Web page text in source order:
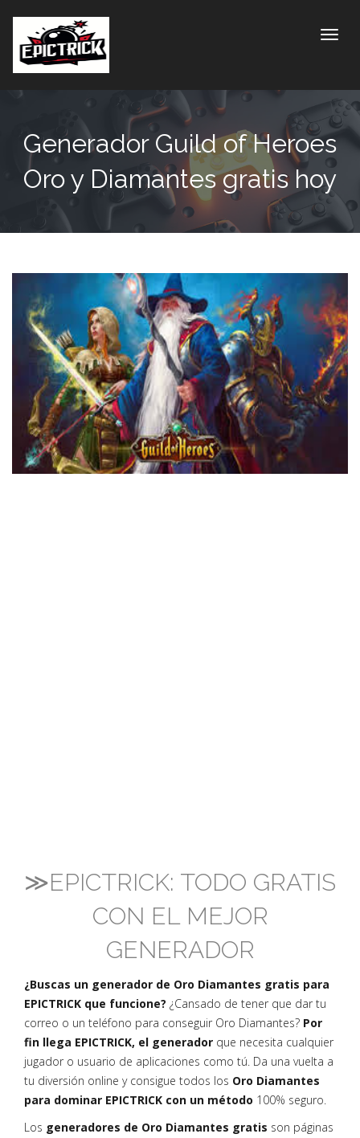
Generador Guild of Heroes
Oro y Diamantes gratis hoy
≫EPICTRICK: TODO GRATIS
CON EL MEJOR
GENERADOR
¿Buscas un generador de Oro Diamantes gratis para
EPICTRICK que funcione? ¿Cansado de tener que dar tu
correo o un teléfono para conseguir Oro Diamantes? Por
fin llega EPICTRICK, el generador que necesita cualquier
jugador o usuario de aplicaciones como tú. Da una vuelta a
tu diversión online y consigue todos los Oro Diamantes
para dominar EPICTRICK con un método 100% seguro.
Los generadores de Oro Diamantes gratis son páginas